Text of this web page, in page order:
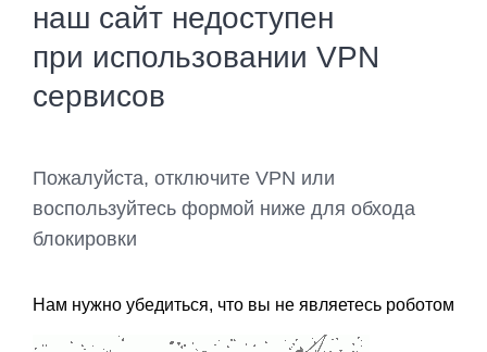
наш сайт недоступен
при использовании VPN
сервисов
Пожалуйста, отключите VPN или
воспользуйтесь формой ниже для обхода
блокировки
Нам нужно убедиться, что вы не являетесь роботом